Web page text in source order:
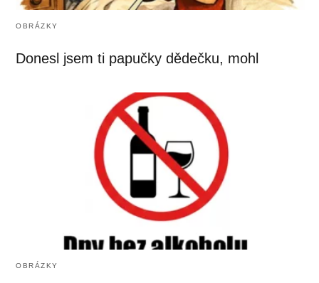
OBRÁZKY
Donesl jsem ti papučky dědečku, mohl
OBRÁZKY